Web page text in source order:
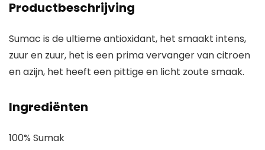
Productbeschrijving
Sumac is de ultieme antioxidant, het smaakt intens,
zuur en zuur, het is een prima vervanger van citroen
en azijn, het heeft een pittige en licht zoute smaak.
Ingrediënten
100% Sumak